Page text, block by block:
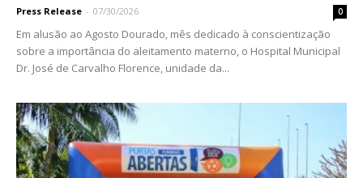
Press Release - 07/30/2026 0
Em alusão ao Agosto Dourado, mês dedicado à conscientização
sobre a importância do aleitamento materno, o Hospital Municipal
Dr. José de Carvalho Florence, unidade da...